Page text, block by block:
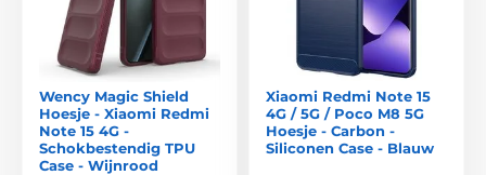
Wency Magic Shield
Hoesje - Xiaomi Redmi
Note 15 4G -
Schokbestendig TPU
Case - Wijnrood
Xiaomi Redmi Note 15
4G / 5G / Poco M8 5G
Hoesje - Carbon -
Siliconen Case - Blauw